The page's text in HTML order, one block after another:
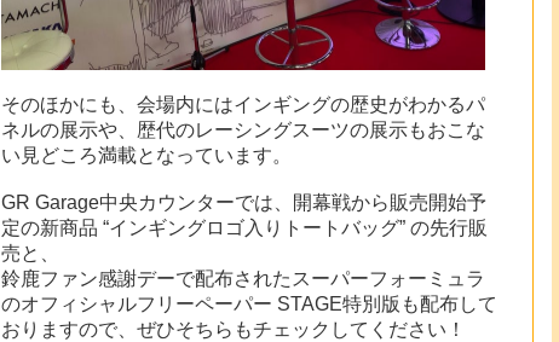
そのほかにも、会場内にはインギングの歴史がわかるパ
ネルの展示や、歴代のレーシングスーツの展示もおこな
い見どころ満載となっています。
GR Garage中央カウンターでは、開幕戦から販売開始予
定の新商品 “インギングロゴ入りトートバッグ” の先行販
売と、
鈴鹿ファン感謝デーで配布されたスーパーフォーミュラ
のオフィシャルフリーペーパー STAGE特別版も配布して
おりますので、ぜひそちらもチェックしてください！